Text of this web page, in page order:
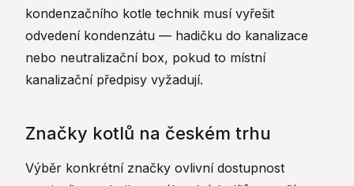
kondenzačního kotle technik musí vyřešit
odvedení kondenzátu — hadičku do kanalizace
nebo neutralizační box, pokud to místní
kanalizační předpisy vyžadují.
Značky kotlů na českém trhu
Výběr konkrétní značky ovlivní dostupnost